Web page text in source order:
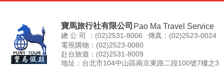
寶馬旅行社有限公司 Pao Ma Travel Service
總 公 司 ：(02)2531-8006
傳真：(02)2523-0024
電視購物：(02)2523-0080
赴台旅遊：(02)2531-8009
地址：台北市104中山區南京東路二段100號7樓之3